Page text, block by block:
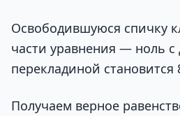
Освободившуюся спичку
части уравнения — ноль с
перекладиной становится
Получаем верное